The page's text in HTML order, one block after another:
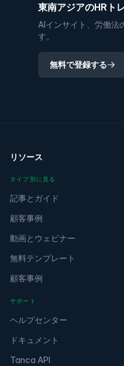
東南アジアのHRト
AIインサイト、労働法
す。
無料で登録する
リソース
タイプ別に見る
記事とガイド
顧客事例
動画とウェビナー
無料テンプレート
顧客事例
サポート
ヘルプセンター
ドキュメント
Tanca API